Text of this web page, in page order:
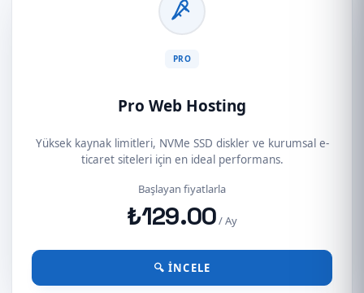
PRO
Pro Web Hosting
Yüksek kaynak limitleri, NVMe SSD diskler ve kurumsal e-
ticaret siteleri için en ideal performans.
Başlayan fiyatlarla
₺129.00/ Ay
🔍 İNCELE